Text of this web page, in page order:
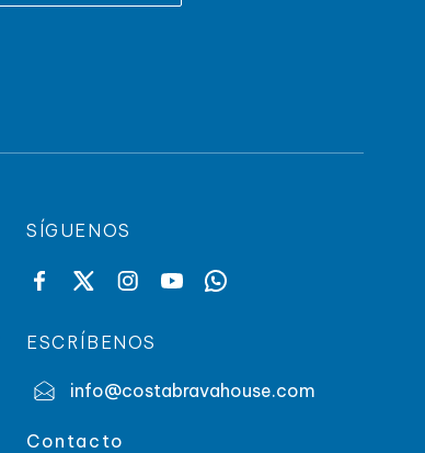
SÍGUENOS
ESCRÍBENOS
info@costabravahouse.com
Contacto